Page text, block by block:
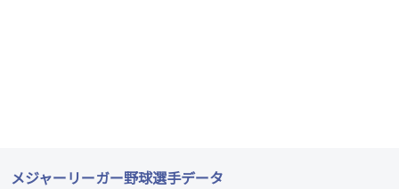
メジャーリーガー野球選手データ